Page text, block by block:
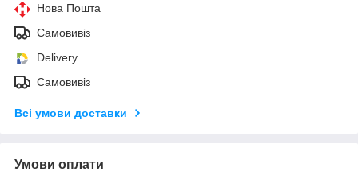
Нова Пошта
Самовивіз
Delivery
Самовивіз
Всі умови доставки
Умови оплати